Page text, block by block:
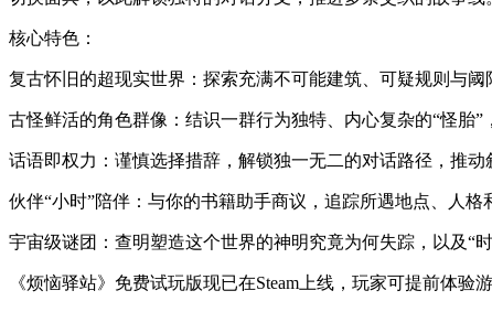
核心特色：
复古怀旧的超现实世界：探索充满不可能建筑、可疑规则与
古怪鲜活的角色群像：结识一群行为独特、内心复杂的“怪胎”
话语即权力：谨慎选择措辞，解锁独一无二的对话路径，推动
伙伴“小时”陪伴：与你的书籍助手商议，追踪所遇地点、人格
宇宙级谜团：查明塑造这个世界的神明究竟为何失踪，以及“
《烦恼驿站》免费试玩版现已在Steam上线，玩家可提前体